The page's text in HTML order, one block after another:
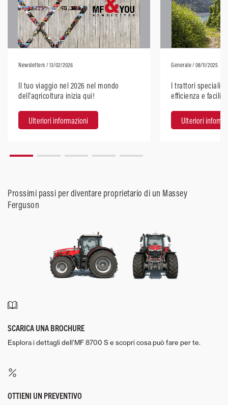
Newsletters / 13/02/2026
Il tuo viaggio nel 2026 nel mondo
dell'agricoltura inizia qui!
Ulteriori informazioni
Generale/ 08/11/2025
I trattori speciali
efficienza e
Ulteriori
Prossimi passi per diventare proprietario di un Massey
Ferguson
SCARICA UNA BROCHURE
Esplora i dettagli dell’MF 8700 S e scopri cosa può fare per te.
OTTIENI UN PREVENTIVO